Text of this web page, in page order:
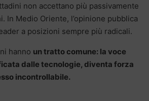
non accettano più passivamente
In Medio Oriente, l’opinione pubblica
a posizioni sempre più radicali.
hanno un tratto comune: la voce
dalle tecnologie, diventa forza
incontrollabile.